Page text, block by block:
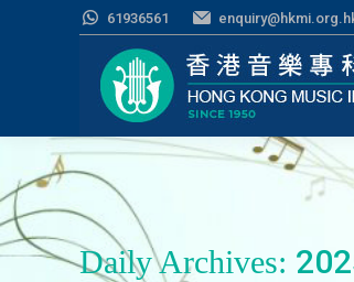
61936561
Daily Archives: